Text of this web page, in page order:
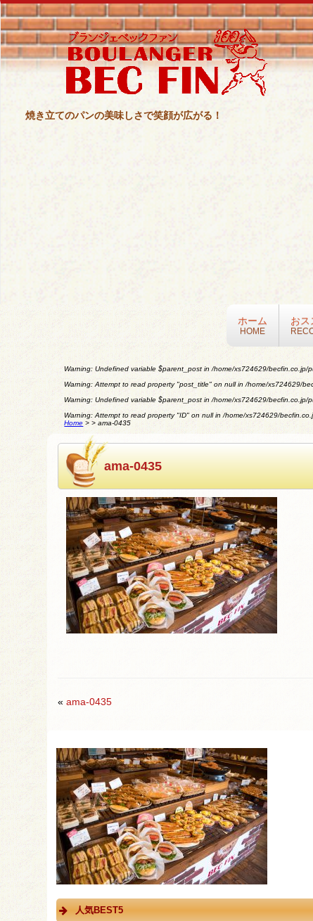
焼き立てのパンの美味しさで笑顔が広がる！
ホーム
HOME
おス
Warning: Undefined variable $parent_post in/home/xs724629/becfin.co.jp/
Warning: Attempt to read property "post_title" on null in/home/xs724629/
Warning: Undefined variable $parent_post in/home/xs724629/becfin.co.jp/
Warning: Attempt to read property "ID" on null in/home/xs724629/
Home >>ama-0435
ama-0435
«ama-0435
人気BEST5